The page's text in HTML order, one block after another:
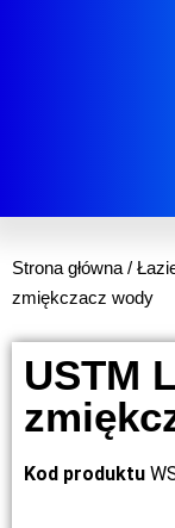
Strona główna /
zmiękczacz wody
USTM
Kod produktu